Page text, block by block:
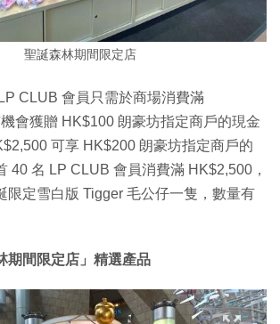
聖誕森林期間限定店
CLUB 會員只需於商場消費滿
會獲贈 HK$100 朗豪坊指定商戶的現金
可享 HK$200 朗豪坊指定商戶的
40 名 LP CLUB 會員消費滿 HK$2,500，
限定雪白版 Tigger 毛公仔一隻，數量有
期間限定店」精選產品